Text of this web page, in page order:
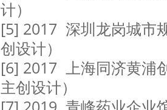
计）
[5] 2017 深圳龙岗城市
创设计）
[6] 2017 上海同济黄浦
主创设计）